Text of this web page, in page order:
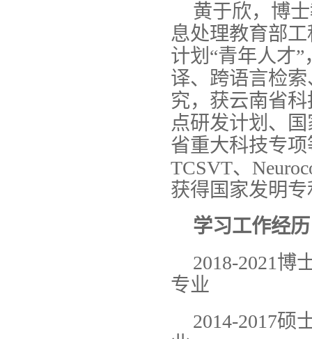
黄于欣，博
息处理教育部
计划“青年人才
译、跨语言检
究，获云南省
点研发计划、
省重大科技专
TCSVT、
获得国家发明
学习工作经历
2018-2021博
专业
2014-2017硕